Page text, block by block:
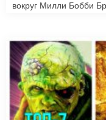
вокруг Милли Бобби